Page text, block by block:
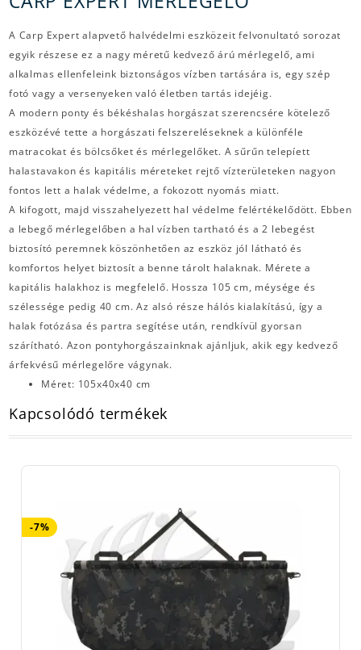
A Carp Expert alapvető halvédelmi eszközeit felvonultató sorozat
egyik részese ez a nagy méretű kedvező árú mérlegelő, ami
alkalmas ellenfeleink biztonságos vízben tartására is, egy szép
fotó vagy a versenyeken való életben tartás idejéig.
A modern ponty és békéshalas horgászat szerencsére kötelező
eszközévé tette a horgászati felszereléseknek a különféle
matracokat és bölcsőket és mérlegelőket. A sűrűn telepíett
halastavakon és kapitális méreteket rejtő vízterületeken nagyon
fontos lett a halak védelme, a fokozott nyomás miatt.
A kifogott, majd visszahelyezett hal védelme felértékelődött. Ebben
a lebegő mérlegelőben a hal vízben tartható és a 2 lebegést
biztosító peremnek köszönhetően az eszköz jól látható és
komfortos helyet biztosít a benne tárolt halaknak. Mérete a
kapitális halakhoz is megfelelő. Hossza 105 cm, méysége és
szélessége pedig 40 cm. Az alsó része hálós kialakítású, így a
halak fotózása és partra segítése után, rendkívül gyorsan
szárítható. Azon pontyhorgászainknak ajánljuk, akik egy kedvező
árfekvésű mérlegelőre vágynak.
Méret: 105x40x40 cm
Kapcsolódó termékek
-7%